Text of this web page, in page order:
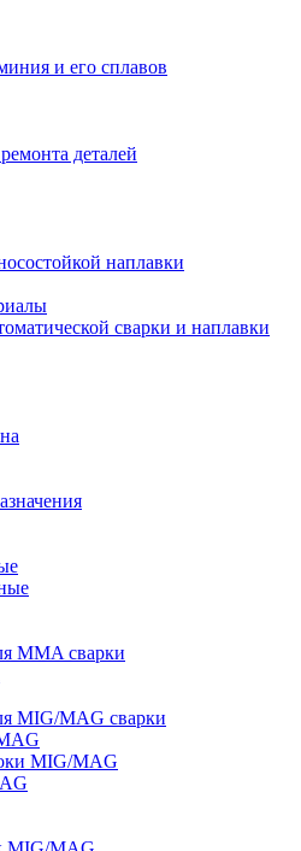
и его сплавов
деталей
наплавки
сварки и наплавки
MMA сварки
MIG/MAG сварки
MIG/MAG